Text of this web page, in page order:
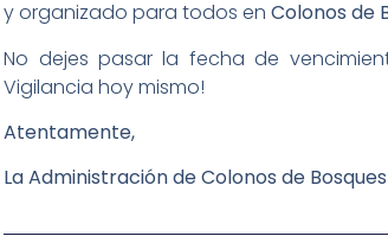
y organizado para todos enColonos de
No dejes pasar la fecha de
Vigilancia hoy mismo!
Atentamente,
La Administración de Colonos de Bosques